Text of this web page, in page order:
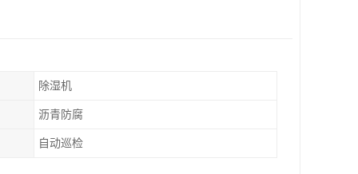
除湿机
沥青防腐
自动巡检